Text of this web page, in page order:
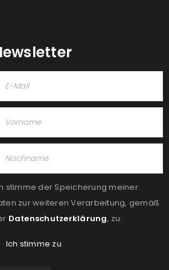
stimme der Speicherung meiner
zur weiteren Verarbeitung, gemäß
Datenschutzerklärung, zu:
Ich stimme zu